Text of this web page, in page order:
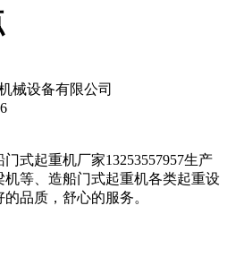
械设备有限公司
式起重机厂家13253557957生产
等、造船门式起重机各类起重设
品质，舒心的服务。